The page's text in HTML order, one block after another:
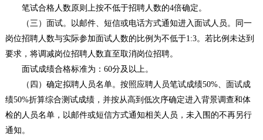
笔试合格人数原则上按不低于招聘人数的4倍确定。
（三）面试。以邮件、短信或电话方式通知进入面试人员。同一
岗位招聘人数与实际参加面试人数的比例为不低于1:3。若比例未达到
要求，将调减岗位招聘人数直至取消岗位招聘。
面试成绩合格标准为：60分及以上。
（四）确定拟聘人员名单。按照应聘人员笔试成绩50%、面试成
绩50%折算综合测试成绩，并按从高到低次序确定进入背景调查和体
检的人员名单，以邮件或短信方式通知相关人员，未入围的不再另行
通知。